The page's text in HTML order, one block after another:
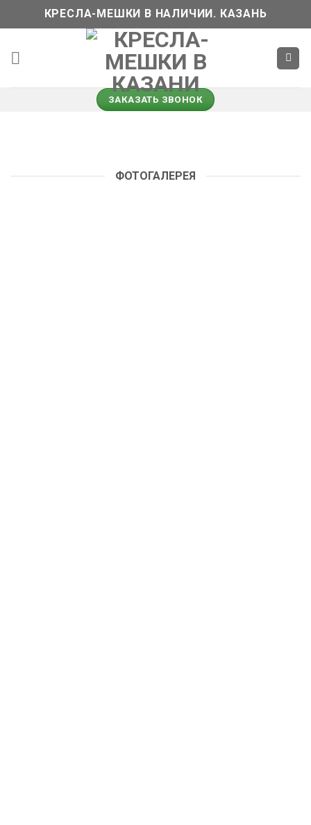
to
КРЕСЛА-МЕШКИ В НАЛИЧИИ. КАЗАНЬ
ЗАКАЗАТЬ ЗВОНОК
ФОТОГАЛЕРЕЯ